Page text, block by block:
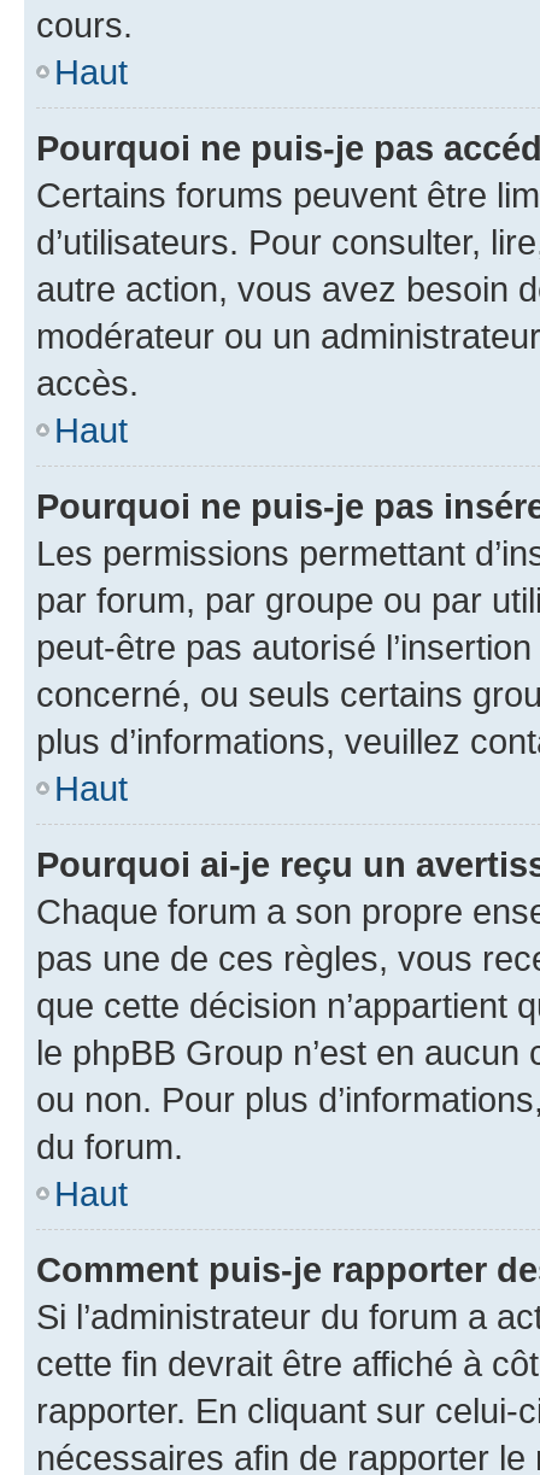
cours.
Haut
Pourquoi ne puis-je pas
Certains forums peuvent être
d’utilisateurs. Pour consulter,
autre action, vous avez besoin
modérateur ou un
accès.
Haut
Pourquoi ne puis-je pas
Les permissions permettant
par forum, par groupe ou par
peut-être pas autorisé
concerné, ou seuls certains
plus d’informations, veuillez
Haut
Pourquoi ai-je reçu un
Chaque forum a son propre
pas une de ces règles, vous
que cette décision n’appartient
le phpBB Group n’est en
ou non. Pour plus
du forum.
Haut
Comment puis-je rapporter
Si l’administrateur du forum a
cette fin devrait être affiché à
rapporter. En cliquant sur
nécessaires afin de rapporter le